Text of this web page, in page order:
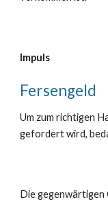
Impuls
Fersengeld
Um zum richtigen
gefordert wird,
Die gegenwärtigen